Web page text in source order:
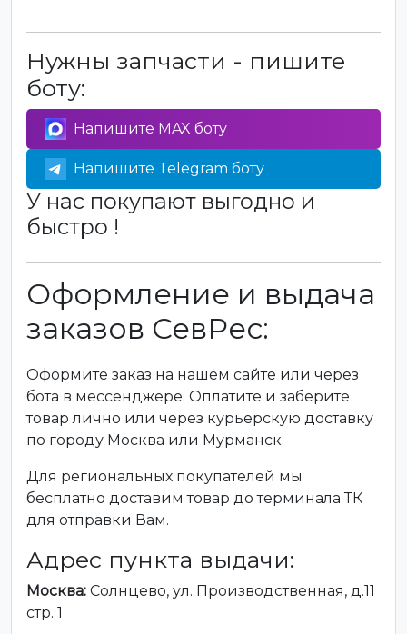
Нужны запчасти - пишите
боту:
Напишите MAX боту
Напишите Telegram боту
У нас покупают выгодно и
быстро !
Оформление и выдача
заказов СевРес:
Оформите заказ на нашем сайте или через
бота в мессенджере. Оплатите и заберите
товар лично или через курьерскую доставку
по городу Москва или Мурманск.
Для региональных покупателей мы
бесплатно доставим товар до терминала ТК
для отправки Вам.
Адрес пункта выдачи:
Москва: Солнцево, ул. Производственная, д.11
стр. 1